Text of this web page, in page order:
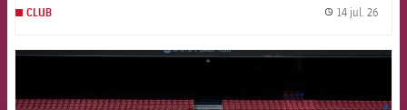
CLUB 14 jul. 26
FCB Barcelona badge